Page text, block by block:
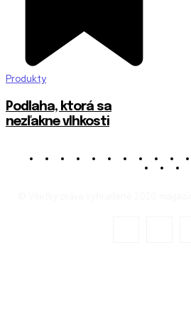
Produkty
Podlaha, ktorá sa
nezľakne vlhkosti